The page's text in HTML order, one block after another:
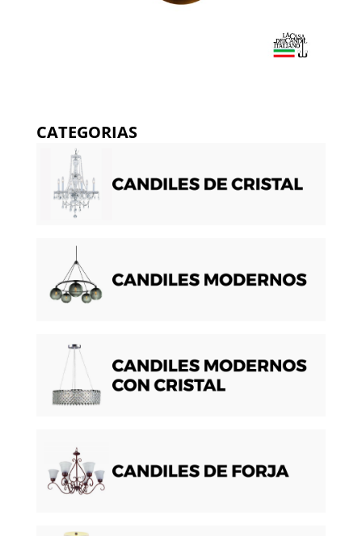
CATEGORIAS